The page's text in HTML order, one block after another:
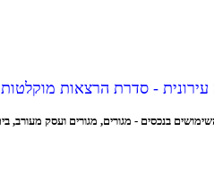
עירונית - סדרת הרצאות מוקלטות